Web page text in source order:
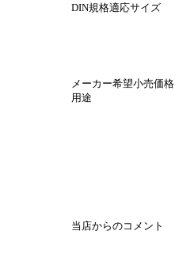
DIN規格適応サイズ
メーカー希望小売価格
用途
当店からのコメント